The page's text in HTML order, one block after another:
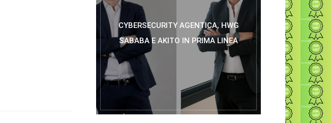
CYBERSECURITY AGENTICA, HWG
SABABA E AKITO IN PRIMA LINEA